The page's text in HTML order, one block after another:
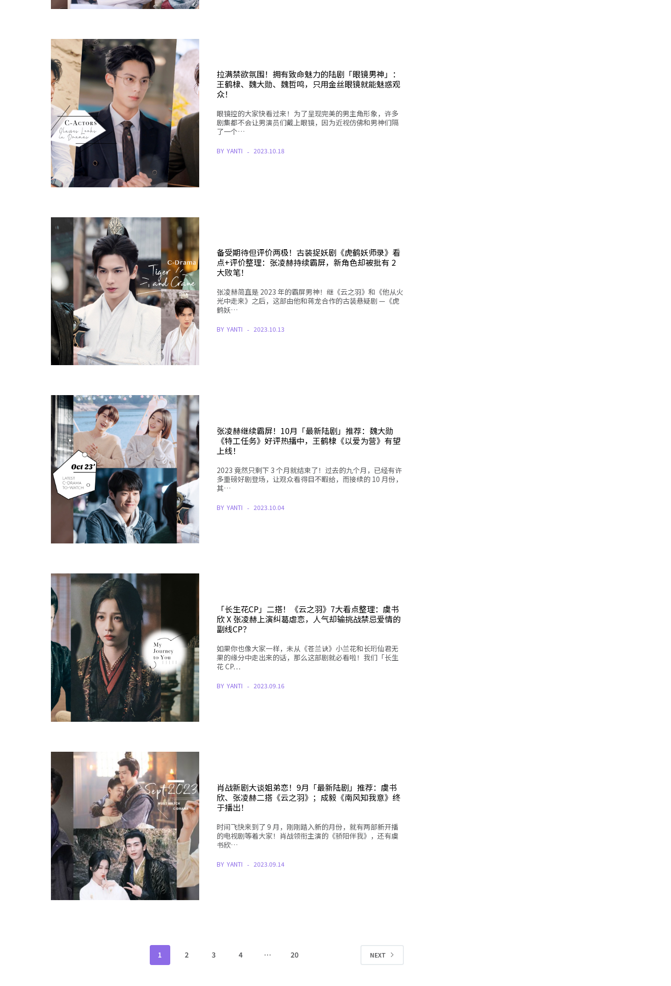
拉满禁欲氛围！拥有致命魅力的陆剧「眼镜男神」：
王鹤棣、魏大勋、魏哲鸣，只用金丝眼镜就能魅惑观
众！
眼镜控的大家快看过来！为了呈现完美的男主角形象，许多
剧集都不会让男演员们戴上眼镜，因为近视仿佛和男神们隔
了一个…
BY YANTI 2023.10.18
备受期待但评价两极！古装捉妖剧《虎鹤妖师录》看
点+评价整理：张凌赫持续霸屏，新角色却被批有 2
大败笔！
张凌赫简直是 2023 年的霸屏男神！继《云之羽》和《他从火
光中走来》之后，这部由他和蒋龙合作的古装悬疑剧 —《虎
鹤妖…
BY YANTI 2023.10.13
张凌赫继续霸屏！10月「最新陆剧」推荐：魏大勋
《特工任务》好评热播中，王鹤棣《以爱为营》有望
上线！
2023 竟然只剩下 3 个月就结束了！过去的九个月，已经有许
多重磅好剧登场，让观众看得目不暇给，而接续的 10 月份，
其…
BY YANTI 2023.10.04
「长生花CP」二搭！《云之羽》7大看点整理：虞书
欣 X 张凌赫上演纠葛虐恋，人气却输挑战禁忌爱情的
副线CP？
如果你也像大家一样，未从《苍兰诀》小兰花和长珩仙君无
果的缘分中走出来的话，那么这部剧就必看啦！我们「长生
花 CP…
BY YANTI 2023.09.16
肖战新剧大谈姐弟恋！9月「最新陆剧」推荐：虞书
欣、张凌赫二搭《云之羽》；成毅《南风知我意》终
于播出！
时间飞快来到了 9 月，刚刚踏入新的月份，就有两部新开播
的电视剧等着大家！肖战领衔主演的《骄阳伴我》，还有虞
书欣…
BY YANTI 2023.09.14
1 2 3 4 … 20 NEXT